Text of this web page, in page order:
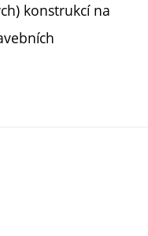
konstrukcí na